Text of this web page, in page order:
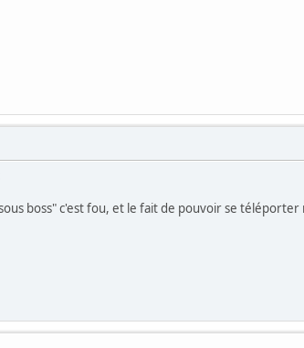
boss" c'est fou, et le fait de pouvoir se